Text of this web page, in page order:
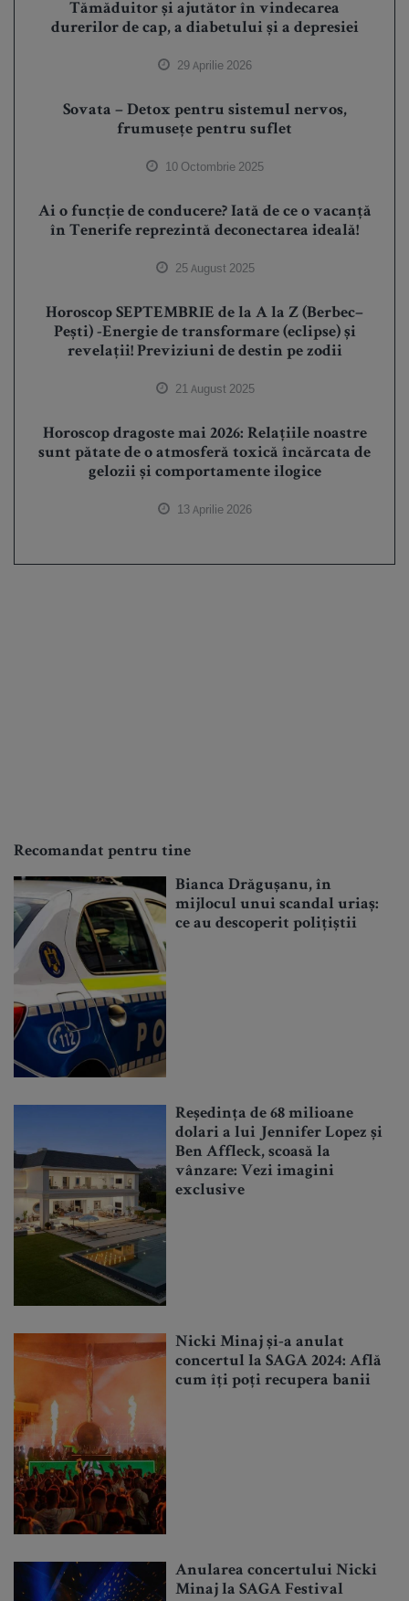
Tămăduitor și ajutător în vindecarea
durerilor de cap, a diabetului și a depresiei
29 Aprilie 2026
Sovata – Detox pentru sistemul nervos,
frumusețe pentru suflet
10 Octombrie 2025
Ai o funcție de conducere? Iată de ce o vacanță
în Tenerife reprezintă deconectarea ideală!
25 August 2025
Horoscop SEPTEMBRIE de la A la Z (Berbec–
Pești) -Energie de transformare (eclipse) și
revelații! Previziuni de destin pe zodii
21 August 2025
Horoscop dragoste mai 2026: Relațiile noastre
sunt pătate de o atmosferă toxică încărcata de
gelozii și comportamente ilogice
13 Aprilie 2026
Recomandat pentru tine
Bianca Drăgușanu, în
mijlocul unui scandal uriaș:
ce au descoperit polițiștii
Reședința de 68 milioane
dolari a lui Jennifer Lopez și
Ben Affleck, scoasă la
vânzare: Vezi imagini
exclusive
Nicki Minaj și-a anulat
concertul la SAGA 2024: Află
cum îți poți recupera banii
Anularea concertului Nicki
Minaj la SAGA Festival